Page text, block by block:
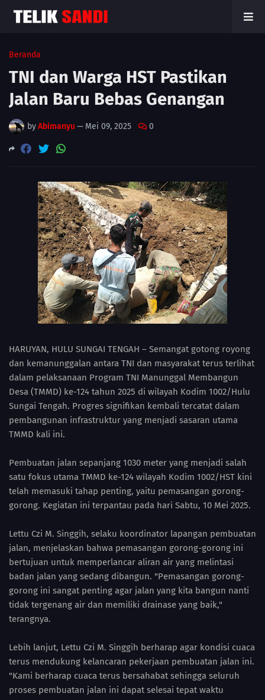
Beranda
TNI dan Warga HST Pastikan
Jalan Baru Bebas Genangan
byAbimanyu — Mei 09, 2025 0
HARUYAN, HULU SUNGAI TENGAH – Semangat gotong royong
dan kemanunggalan antara TNI dan masyarakat terus terlihat
dalam pelaksanaan Program TNI Manunggal Membangun
Desa (TMMD) ke-124 tahun 2025 di wilayah Kodim 1002/Hulu
Sungai Tengah. Progres signifikan kembali tercatat dalam
pembangunan infrastruktur yang menjadi sasaran utama
TMMD kali ini.
Pembuatan jalan sepanjang 1030 meter yang menjadi salah
satu fokus utama TMMD ke-124 wilayah Kodim 1002/HST kini
telah memasuki tahap penting, yaitu pemasangan gorong-
gorong. Kegiatan ini terpantau pada hari Sabtu, 10 Mei 2025.
Lettu Czi M. Singgih, selaku koordinator lapangan pembuatan
jalan, menjelaskan bahwa pemasangan gorong-gorong ini
bertujuan untuk memperlancar aliran air yang melintasi
badan jalan yang sedang dibangun. "Pemasangan gorong-
gorong ini sangat penting agar jalan yang kita bangun nanti
tidak tergenang air dan memiliki drainase yang baik,"
terangnya.
Lebih lanjut, Lettu Czi M. Singgih berharap agar kondisi cuaca
terus mendukung kelancaran pekerjaan pembuatan jalan ini.
"Kami berharap cuaca terus bersahabat sehingga seluruh
proses pembuatan jalan ini dapat selesai tepat waktu